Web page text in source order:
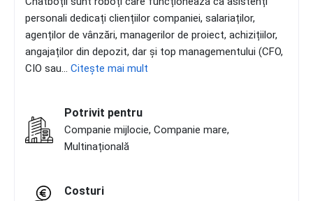
personali dedicați cliențiilor companiei, salariaților,
agenților de vânzări, managerilor de proiect, achizițiilor,
angajaților din depozit, dar și top managementului (CFO,
CIO sau... Citește mai mult
Potrivit pentru
Companie mijlocie, Companie mare,
Multinațională
Costuri